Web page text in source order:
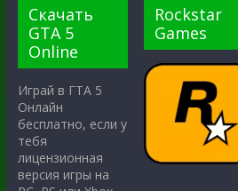
Скачать
GTA 5
Online
Играй в ГТА 5
Онлайн
бесплатно, если у
тебя
лицензионная
версия игры на
Rockstar
Games